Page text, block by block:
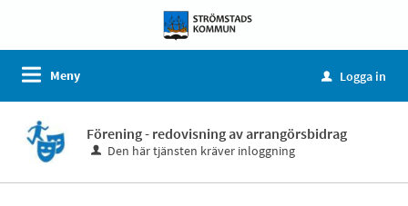
Meny u Logga in
Förening - redovisning av arrangörsbidrag
Den här tjänsten kräver inloggning